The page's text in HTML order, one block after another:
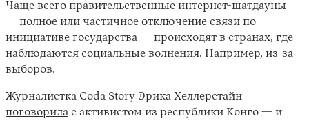
Чаще всего правительственные интернет-шатдауны
— полное или частичное отключение связи по
инициативе государства — происходят в странах, где
наблюдаются социальные волнения. Например, из-за
выборов.
Журналистка Coda Story Эрика Хеллерстайн
поговорила с активистом из республики Конго — и